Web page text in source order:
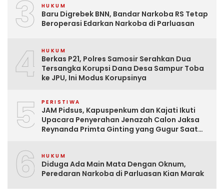
3 HUKUM
Baru Digrebek BNN, Bandar Narkoba RS Tetap
Beroperasi Edarkan Narkoba di Parluasan
4 HUKUM
Berkas P21, Polres Samosir Serahkan Dua
Tersangka Korupsi Dana Desa Sampur Toba
ke JPU, Ini Modus Korupsinya
5 PERISTIWA
JAM Pidsus, Kapuspenkum dan Kajati Ikuti
Upacara Penyerahan Jenazah Calon Jaksa
Reynanda Primta Ginting yang Gugur Saat
6 HUKUM
Diduga Ada Main Mata Dengan Oknum,
Peredaran Narkoba di Parluasan Kian Marak